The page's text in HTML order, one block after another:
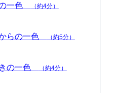
一色 （約4分）
らの一色 （約5分）
の一色 （約4分）